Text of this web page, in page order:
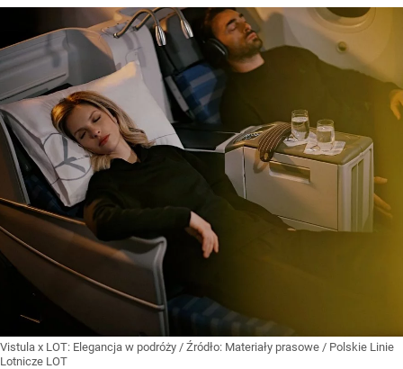
Vistula x LOT: Elegancja w podróży / Źródło: Materiały prasowe / Polskie Linie
Lotnicze LOT